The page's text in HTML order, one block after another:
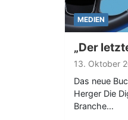
MEDIEN
„Der
13. Oktober
Das neue
Herger Die
Branche…